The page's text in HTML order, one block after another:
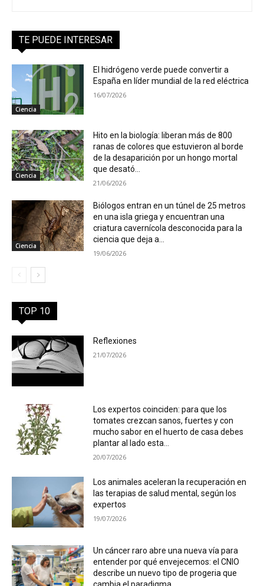
TE PUEDE INTERESAR
Ciencia
El hidrógeno verde puede convertir a
España en líder mundial de la red eléctrica
16/07/2026
Ciencia
Hito en la biología: liberan más de 800
ranas de colores que estuvieron al borde
de la desaparición por un hongo mortal
que desató...
21/06/2026
Ciencia
Biólogos entran en un túnel de 25 metros
en una isla griega y encuentran una
criatura cavernícola desconocida para la
ciencia que deja a...
19/06/2026
TOP 10
Reflexiones
21/07/2026
Los expertos coinciden: para que los
tomates crezcan sanos, fuertes y con
mucho sabor en el huerto de casa debes
plantar al lado esta...
20/07/2026
Los animales aceleran la recuperación en
las terapias de salud mental, según los
expertos
19/07/2026
Un cáncer raro abre una nueva vía para
entender por qué envejecemos: el CNIO
describe un nuevo tipo de progeria que
cambia el paradigma...